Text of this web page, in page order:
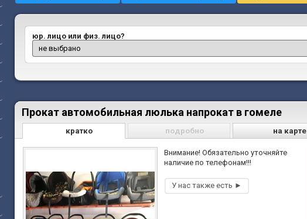
юр. лицо или физ. лицо?
Прокат автомобильная люлька напрокат в гомеле
кратко подробно на карте
Внимание! Обязательно уточняйте
наличие по телефонам!!!